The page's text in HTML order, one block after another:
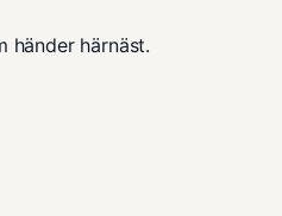
händer härnäst.